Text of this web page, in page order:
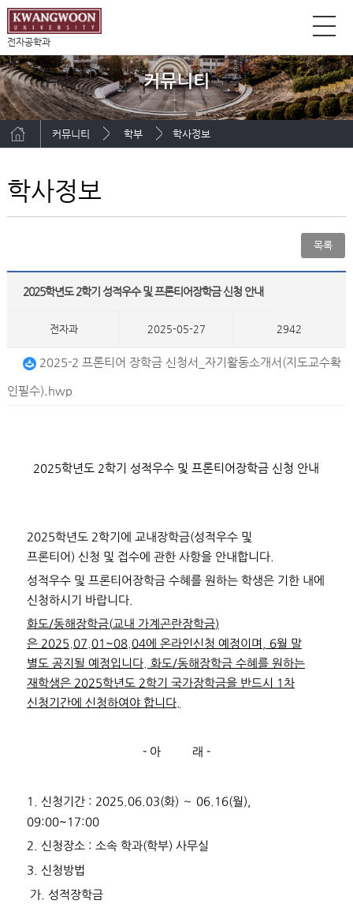
전자공학과
커뮤니티
커뮤니티 학부 학사정보
학사정보
목록
2025학년도 2학기 성적우수 및 프론티어장학금 신청 안내
전자과 2025-05-27 2942
2025-2 프론티어 장학금 신청서_자기활동소개서(지도교수확
인필수).hwp
2025학년도 2학기 성적우수 및 프론티어장학금 신청 안내
2025학년도 2학기에 교내장학금(성적우수 및
프론티어) 신청 및 접수에 관한 사항을 안내합니다.
성적우수 및 프론티어장학금 수혜를 원하는 학생은 기한 내에
신청하시기 바랍니다.
화도/동해장학금(교내 가계곤란장학금)
은 2025.07.01~08.04에 온라인신청 예정이며 , 6월 말
별도 공지될 예정입니다. 화도/동해장학금 수혜를 원하는
재학생은 2025학년도 2학기 국가장학금을 반드시 1 차
신청기간에 신청하여야 합니다.
- 아 래 -
1. 신청기간 : 2025.06.03(화) ∼ 06.16(월),
09:00~17:00
2. 신청장소 : 소속 학과(학부) 사무실
3. 신청방법
가. 성적장학금